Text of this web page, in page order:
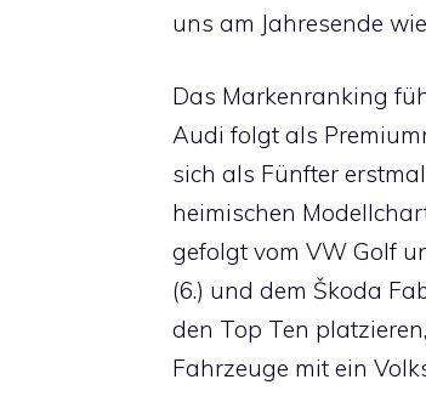
uns am Jahresende
Das Markenranking
Audi folgt als
sich als Fünfter
heimischen
gefolgt vom VW Golf
(6.) und dem Škoda
den Top Ten
Fahrzeuge mit ein